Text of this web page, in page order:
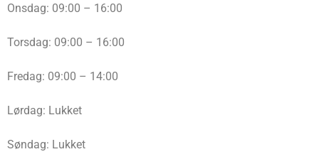
Onsdag: 09:00 – 16:00
Torsdag: 09:00 – 16:00
Fredag: 09:00 – 14:00
Lørdag: Lukket
Søndag: Lukket